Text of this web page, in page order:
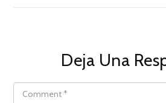
Deja Una
COMMENT